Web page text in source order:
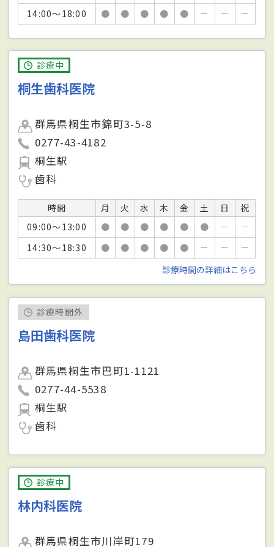
14:00～18:00
● ● ● ● ● － － －
診療中
桐生歯科医院
群馬県桐生市錦町3-5-8
0277-43-4182
桐生駅
歯科
時間 月 火 水 木 金 土 日
祝
09:00～13:00
● ● ● ● ● ● －
－
14:30～18:30
● ● ● ● ● － －
－
診療時間の詳細はこちら
診療時間外
島田歯科医院
群馬県桐生市巴町1-1121
0277-44-5538
桐生駅
歯科
診療中
林内科医院
群馬県桐生市川岸町179